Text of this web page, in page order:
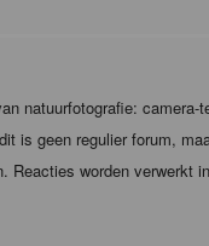
natuurfotografie:
is geen regulier forum,
Reacties worden verwerkt